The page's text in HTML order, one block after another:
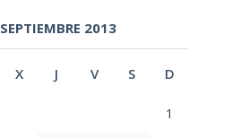
SEPTIEMBRE 2013
X J V S D
1